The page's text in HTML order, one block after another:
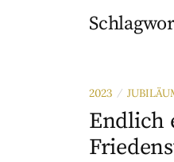
2023 /
Endlich